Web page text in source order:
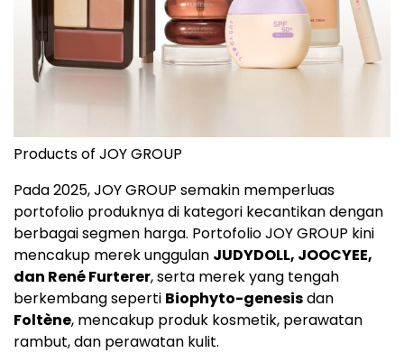
Products of JOY GROUP
Pada 2025, JOY GROUP semakin memperluas
portofolio produknya di kategori kecantikan dengan
berbagai segmen harga. Portofolio JOY GROUP kini
mencakup merek unggulan JUDYDOLL, JOOCYEE,
dan René Furterer, serta merek yang tengah
berkembang seperti Biophyto-genesisdan
Foltène, mencakup produk kosmetik, perawatan
rambut, dan perawatan kulit.